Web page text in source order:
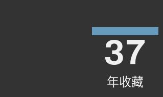
年收藏
37